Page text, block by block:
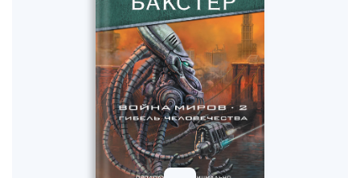
Вышел только первый роман, а вторая книга дилогии
появится летом 2009 года.
Произведения Бакстера неоднократно выдвигались на
получение премий «Хьюго» и «Небьюла» — но ни разу не
завоевывали их. Тем не менее, писатель собрал в своем
активе внушительную коллекцию других литературных
наград: Британскую премию по научной фантастике,
Мемориальную премию имени Джона Кэмпбелла,
премии журналов «Аналог», «Локус», «Азимов» и
несколько других призов, в числе которых германская